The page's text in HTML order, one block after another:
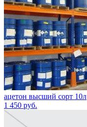
ацетон высший сорт 10л
1 450 руб.